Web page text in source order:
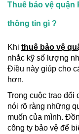
Thuê bảo vệ quận
thông tin gì ?
Khi thuê bảo vệ
nhắc kỹ số lượng
Điều này giúp cho
hơn.
Trong cuộc trao đổi
nói rõ ràng những
muốn của mình.
công ty bảo vệ để